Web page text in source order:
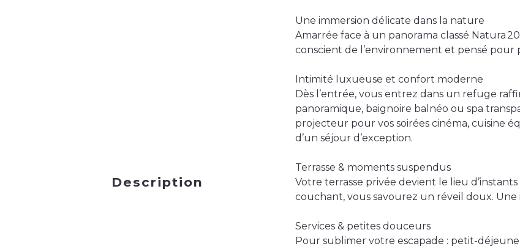
Description
Une immersion délicate dans la nature
Amarrée face à un panorama classé Natura
conscient de l’environnement et pensé pour
Intimité luxueuse et confort moderne
Dès l’entrée, vous entrez dans un refuge
panoramique, baignoire balnéo ou spa
projecteur pour vos soirées cinéma, cuisine
d’un séjour d’exception.
Terrasse & moments suspendus
Votre terrasse privée devient le lieu
couchant, vous savourez un réveil doux. Une
Services & petites douceurs
Pour sublimer votre escapade : petit-